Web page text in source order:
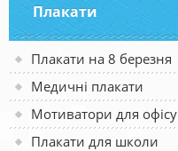
Плакати
Плакати на 8 березня
Медичні плакати
Мотиватори для офісу
Плакати для школи